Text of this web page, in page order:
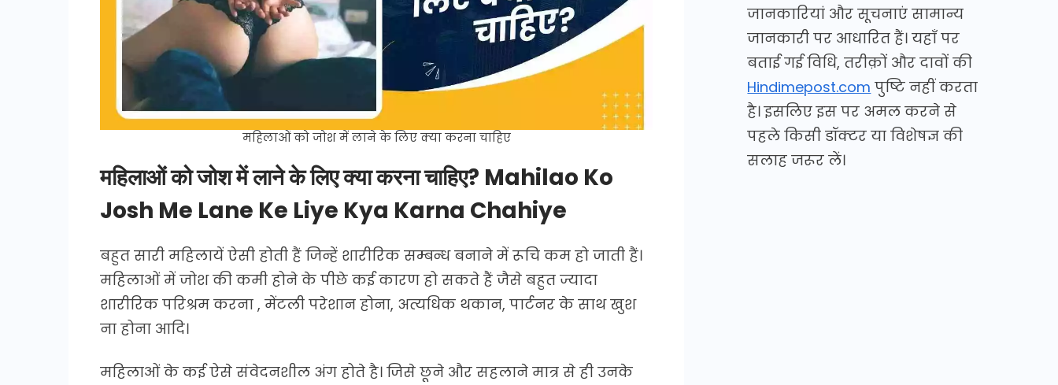
महिलाओं को जोश में लाने के लिए क्या करना चाहिए
महिलाओं को जोश में लाने के लिए क्या करना चाहिए? Mahilao Ko
Josh Me Lane Ke Liye Kya Karna Chahiye
बहुत सारी महिलायें ऐसी होती हैं जिन्हें शारीरिक सम्बन्ध बनाने में रूचि कम हो जाती हैं।
महिलाओं में जोश की कमी होने के पीछे कई कारण हो सकते हैं जैसे बहुत ज्यादा
शारीरिक परिश्रम करना , मेंटली परेशान होना, अत्यधिक थकान, पार्टनर के साथ खुश
ना होना आदि।
महिलाओं के कई ऐसे संवेदनशील अंग होते है। जिसे छूने और सहलाने मात्र से ही उनके
जानकारियां और सूचनाएं सामान्य
जानकारी पर आधारित हैं। यहाँ पर
बताई गई विधि, तरीक़ों और दावों की
Hindimepost.com पुष्टि नहीं करता
है। इसलिए इस पर अमल करने से
पहले किसी डॉक्टर या विशेषज्ञ की
सलाह जरूर लें।